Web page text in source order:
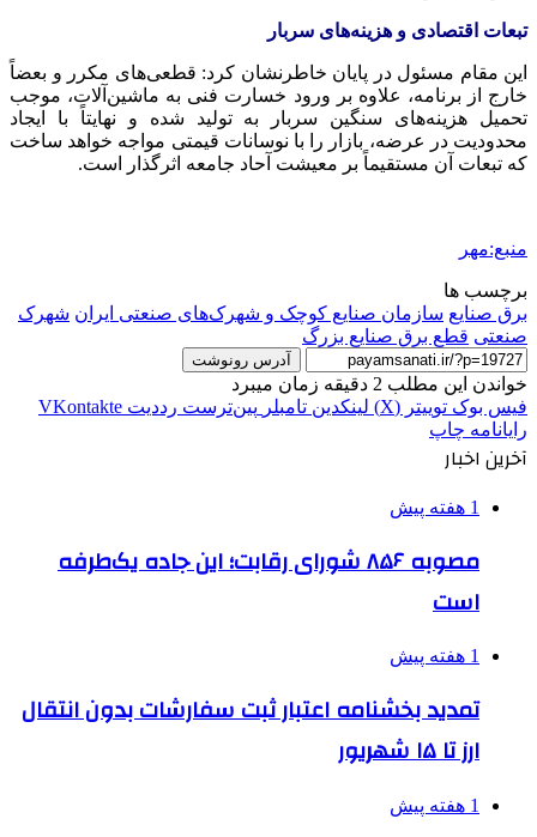
تبعات اقتصادی و هزینه‌های سربار
این مقام مسئول در پایان خاطرنشان کرد: قطعی‌های مکرر و بعضاً
خارج از برنامه، علاوه بر ورود خسارت فنی به ماشین‌آلات، موجب
تحمیل هزینه‌های سنگین سربار به تولید شده و نهایتاً با ایجاد
محدودیت در عرضه، بازار را با نوسانات قیمتی مواجه خواهد ساخت
که تبعات آن مستقیماً بر معیشت آحاد جامعه اثرگذار است.
منبع:مهر
برچسب ها
برق صنایع سازمان صنایع کوچک و شهرک‌های صنعتی ایران شهرک
صنعتی قطع برق صنایع بزرگ
آدرس رونوشت
خواندن این مطلب 2 دقیقه زمان میبرد
فیس بوک توییتر (X) لینکدین ‫تامبلر ‫پین‌ترست ‫رددیت ‫VKontakte
رایانامه چاپ
آخرین اخبار
1 هفته پیش
مصوبه ۸۵۶ شورای رقابت؛ این جاده یک‌طرفه
است
1 هفته پیش
تمدید بخشنامه اعتبار ثبت سفارشات بدون انتقال
ارز تا ۱۵ شهریور
1 هفته پیش